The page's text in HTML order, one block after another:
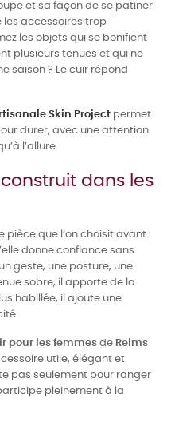
et sa façon de se patiner
les accessoires trop
les objets qui se bonifient
plusieurs tenues et qui ne
saison ? Le cuir répond
Skin Project permet
durer, avec une attention
l’allure.
dans les
pièce que l’on choisit avant
donne confiance sans
geste, une posture, une
sobre, il apporte de la
habillée, il ajoute une
pour les femmes de Reims
utile, élégant et
pas seulement pour ranger
pleinement à la